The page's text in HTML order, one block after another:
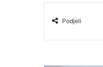
Podjeli